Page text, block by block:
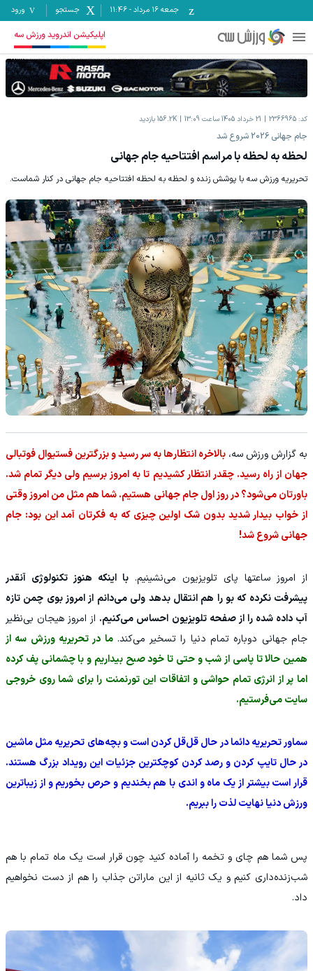
جمعه ۱۶ مرداد -
11:46 جستجو ورود
اپلیکیشن اندروید ورزش سه
کد: 2366965 21 خرداد 1405 ساعت 13:09 156.2K بازدید
جام جهانی 2026 شروع شد
لحظه به لحظه با مراسم افتتاحیه جام جهانی
تحریریه ورزش سه با پوشش زنده و لحظه به لحظه افتتاحیه جام جهانی در کنار شماست.
‫به گزارش ورزش سه، بالاخره انتظارها به سر رسید و بزرگترین فستیوال فوتبالی
جهان از راه رسید. چقدر انتظار کشیدیم تا به امروز برسیم ولی دیگر تمام شد.
باورتان می‌شود؟ در روز اول جام جهانی هستیم. شما هم مثل من امروز وقتی
از خواب بیدار شدید بدون شک اولین چیزی که به فکرتان آمد این بود: جام
جهانی شروع شد!
از امروز ساعتها پای تلویزیون می‌نشینیم. با اینکه هنوز تکنولوژی آنقدر
پیشرفت نکرده که بو را هم انتقال بدهد ولی می‌دانم از امروز بوی چمن تازه
آب داده شده را از صفحه تلویزیون احساس می‌کنیم. از امروز هیجان بی‌نظیر
جام جهانی دوباره تمام دنیا را تسخیر می‌کند.ما در تحریریه ورزش سه از
همین حالا تا پاسی از شب و حتی تا خود صبح بیداریم و با چشمانی پف کرده
اما پر از انرژی تمام حواشی و اتفاقات این تورنمنت را برای شما روی خروجی
سایت می‌فرستیم.
سماور تحریریه دائما در حال قل‌قل کردن است و بچه‌های تحریریه مثل ماشین
در حال تایپ کردن و رصد کردن کوچکترین جزئیات این رویداد بزرگ هستند.
قرار است بیشتر از یک ماه و اندی با هم بخندیم و حرص بخوریم و از زیباترین
ورزش دنیا نهایت لذت را ببریم.
پس شما هم چای و تخمه را آماده کنید چون قرار است یک ماه تمام با هم
شب‌زنده‌داری کنیم و یک ثانیه از این ماراتن جذاب را هم از دست نخواهیم
داد.